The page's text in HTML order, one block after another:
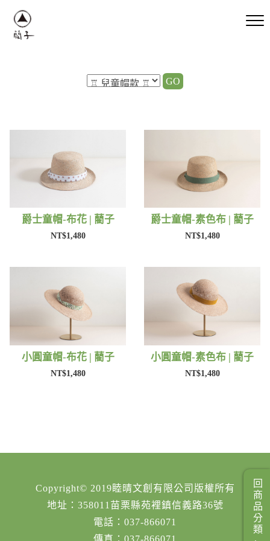
GO
爵士童帽-布花 | 藺子
NT$1,480
爵士童帽-素色布 | 藺子
NT$1,480
小圓童帽-布花 | 藺子
NT$1,480
小圓童帽-素色布 | 藺子
NT$1,480
Copyright© 2019睦晴文創有限公司版權所有
地址：358011苗栗縣苑裡鎮信義路36號
電話：037-866071
傳真：037-866071
回商品分類